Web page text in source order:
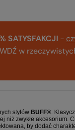
SATYSFAKCJI -
w
stylów BUFF®.
niż zwykłe akcesorium.
by dodać